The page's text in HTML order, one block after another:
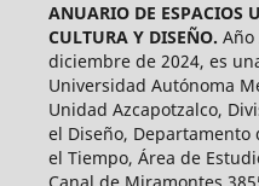
ANUARIO DE ESPACIOS
CULTURA Y DISEÑO. Año
diciembre de 2024, es
Universidad Autónoma
Unidad Azcapotzalco,
el Diseño, Departamento
el Tiempo, Área de